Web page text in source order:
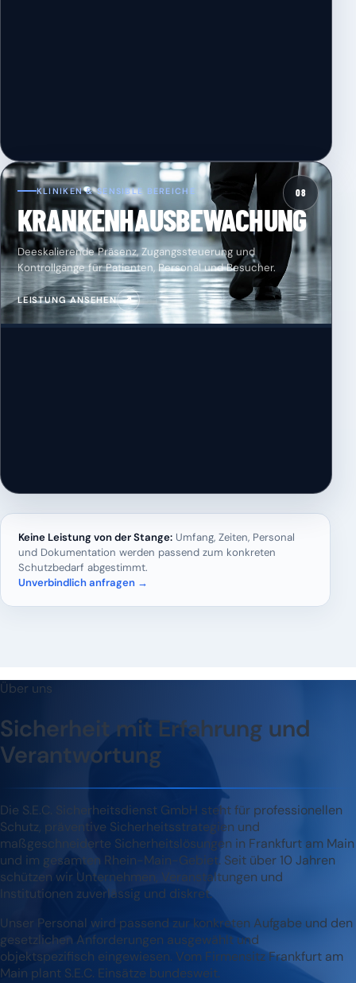
08
KLINIKEN & SENSIBLE BEREICHE
KRANKENHAUSBEWACHUNG
Deeskalierende Präsenz, Zugangssteuerung und
Kontrollgänge für Patienten, Personal und Besucher.
LEISTUNG ANSEHEN ↗
Keine Leistung von der Stange: Umfang, Zeiten, Personal
und Dokumentation werden passend zum konkreten
Schutzbedarf abgestimmt.
Unverbindlich anfragen →
Über uns
Sicherheit mit Erfahrung und
Verantwortung
Die S.E.C. Sicherheitsdienst GmbH steht für professionellen
Schutz, präventive Sicherheitsstrategien und
maßgeschneiderte Sicherheitslösungen in Frankfurt am Main
und im gesamten Rhein-Main-Gebiet. Seit über 10 Jahren
schützen wir Unternehmen, Veranstaltungen und
Institutionen zuverlässig und diskret.
Unser Personal wird passend zur konkreten Aufgabe und den
gesetzlichen Anforderungen ausgewählt und
objektspezifisch eingewiesen. Vom Firmensitz Frankfurt am
Main plant S.E.C. Einsätze bundesweit.